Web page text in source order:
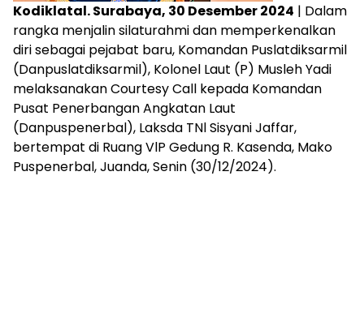
Kodiklatal. Surabaya, 30 Desember 2024 | Dalam
rangka menjalin silaturahmi dan memperkenalkan
diri sebagai pejabat baru, Komandan Puslatdiksarmil
(Danpuslatdiksarmil), Kolonel Laut (P) Musleh Yadi
melaksanakan Courtesy Call kepada Komandan
Pusat Penerbangan Angkatan Laut
(Danpuspenerbal), Laksda TNl Sisyani Jaffar,
bertempat di Ruang VlP Gedung R. Kasenda, Mako
Puspenerbal, Juanda, Senin (30/12/2024).